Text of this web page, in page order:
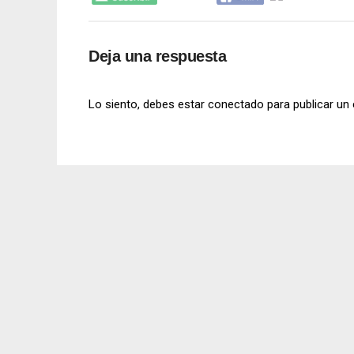
Deja una respuesta
Lo siento, debes estar conectado para publicar un